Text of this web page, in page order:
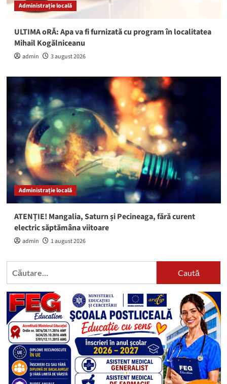
Administrație locală
ULTIMA oRĂ: Apa va fi furnizată cu program în localitatea
Mihail Kogălniceanu
admin 3 august 2026
Administrație locală
ATENȚIE! Mangalia, Saturn și Pecineaga, fără curent
electric săptămâna viitoare
admin 1 august 2026
Caută